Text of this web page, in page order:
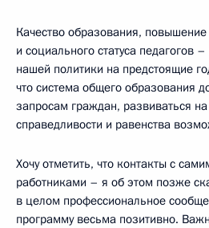
Качество образования,
и социального статуса педагогов
нашей политики на предстоящие
что система общего образования
запросам граждан, развиваться
справедливости и равенства
Хочу отметить, что контакты с
работниками – я об этом позже
в целом профессиональное
программу весьма позитивно.